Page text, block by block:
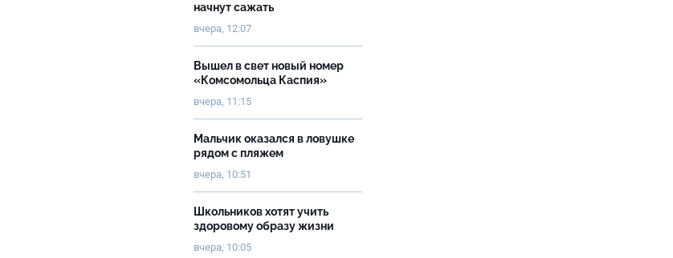
начнут сажать
вчера, 12:07
Вышел в свет новый номер
«Комсомольца Каспия»
вчера, 11:15
Мальчик оказался в ловушке
рядом с пляжем
вчера, 10:51
Школьников хотят учить
здоровому образу жизни
вчера, 10:05